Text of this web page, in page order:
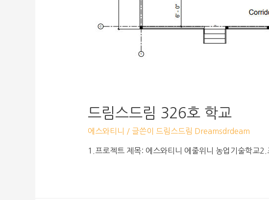
드림스드림 326호 학교
에스와티니 / 글쓴이 드림스드림 Dreamsdrdeam
1.프로젝트 제목: 에스와티니 에줄위니 농업기술학교